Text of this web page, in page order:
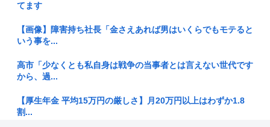
てます
【画像】障害持ち社長「金さえあれば男はいくらでもモテると
いう事を...
高市「少なくとも私自身は戦争の当事者とは言えない世代です
から、過...
【厚生年金 平均15万円の厳しさ】月20万円以上はわずか1.8
割...